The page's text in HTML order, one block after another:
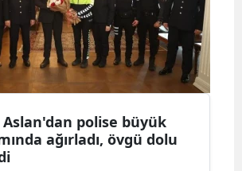
Aslan'dan polise büyük
ağırladı, övgü dolu